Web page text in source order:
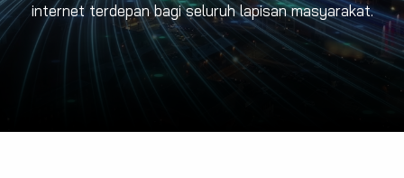
internet terdepan bagi seluruh lapisan masyarakat.